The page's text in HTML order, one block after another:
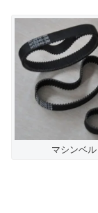
マシンベル